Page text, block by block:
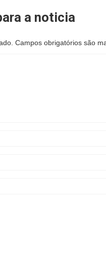
a noticia
Campos obrigatórios são